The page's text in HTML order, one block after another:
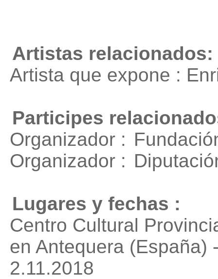
Artistas relacionados:
Artista que expone :
Participes
Organizador :
Organizador :
Lugares y fechas :
Centro Cultural
en Antequera (España)
2.11.2018